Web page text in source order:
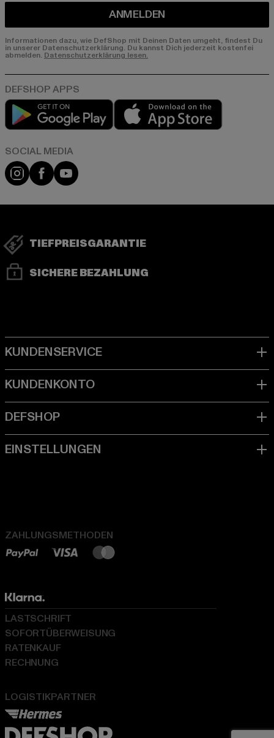
ANMELDEN
Informationen dazu, wie DefShop mit Deinen Daten umgeht, findest Du
in unserer Datenschutzerklärung. Du kannst Dich jederzeit kostenfei
abmelden. Datenschutzerklärung lesen.
Play market
Instagram
FacebookYouTube
TIEFPREISGARANTIE
SICHERE BEZAHLUNG
ZAHLUNGSMETHODEN
LOGISTIKPARTNER
LASTSCHRIFT
SOFORTÜBERWEISUNG
RATENKAUF
RECHNUNG